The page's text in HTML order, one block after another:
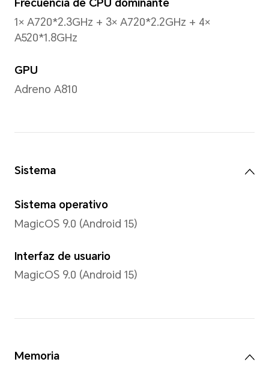
Color
AMOLED
Confort ocular / Pantalla
/ Atenuación dinámica /
ultraalta frecuencia de 3840